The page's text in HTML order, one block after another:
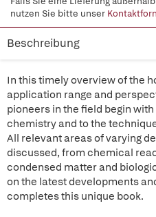
nutzen Sie bitte unser
Beschreibung
In this timely overview of the
application range and
pioneers in the field begin
chemistry and to the
All relevant areas of varying
discussed, from chemical
condensed matter and
on the latest developments
completes this unique book.